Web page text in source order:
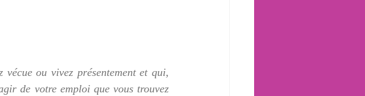
ou vivez présentement et qui,
de votre emploi que vous trouvez